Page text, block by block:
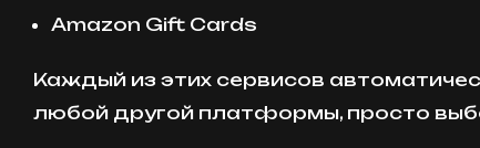
Amazon Gift Cards
Каждый из этих сервисов
любой другой платформы, просто